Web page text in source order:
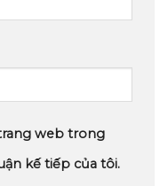
web trong
kế tiếp của tôi.